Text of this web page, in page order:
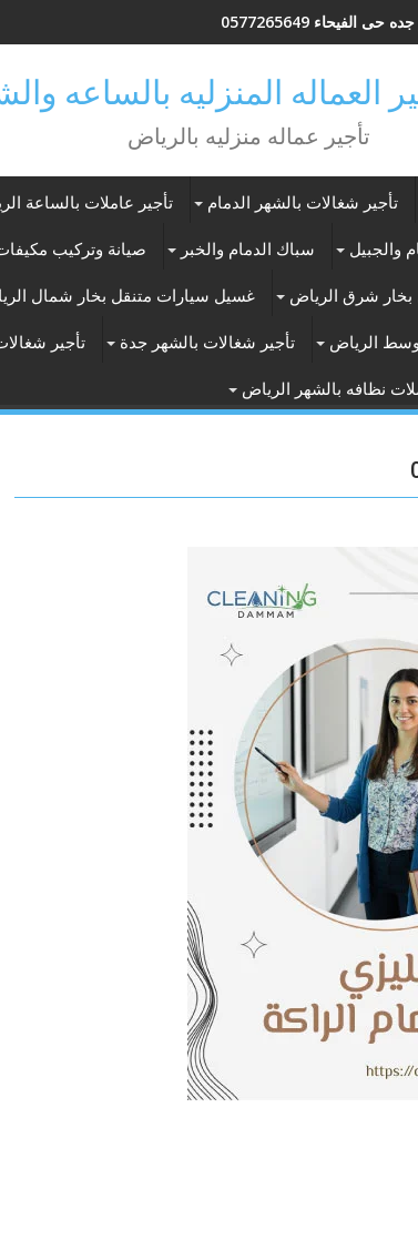
الفيحاء 0577265649
تأجير عماله منزليه بالرياض
تأجير شغالات بالشهر الدمام تأجير عاملات بالساعة
والجبيل سباك الدمام والخبر صيانة وتركيب مكيفات
شرق الرياض غسيل سيارات متنقل بخار شمال
وسط الرياض تأجير شغالات بالشهر جدة تأجير
نظافه بالشهر الرياض